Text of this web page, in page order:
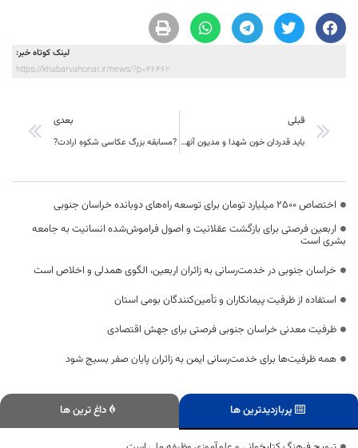
لینک کوتاه خبر:
https://khabarvahonar.ir/news/?p=46462
قبلی
باید قدردان خون شهدا و مدیون آنها باشیم و هیچ کس حق ندارد فضای چند قطبی در جامعه ایجاد کند
بعدی
?مسابقه بزرگ عکاسی شکوهِ ارادت?
اختصاص 2500 میلیارد تومان برای توسعه راه‌های دوبانده خراسان جنوبی
اربعین فرصتی برای بازگشت عقلانیت و اصول فراموش‌شده انسانیت به جامعه
بشری است
خراسان جنوبی در خدمت‌رسانی به زائران اربعین، الگوی همدلی و اخلاص است
استفاده از ظرفیت پیمانکاران و تأمین‌کنندگان بومی استان
ظرفیت معدنی خراسان جنوبی فرصتی برای جهش اقتصادی
همه ظرفیت‌ها برای خدمت‌رسانی ایمن به زائران پایان صفر بسیج شود
پربازدیدترین ها داغ ترین ها